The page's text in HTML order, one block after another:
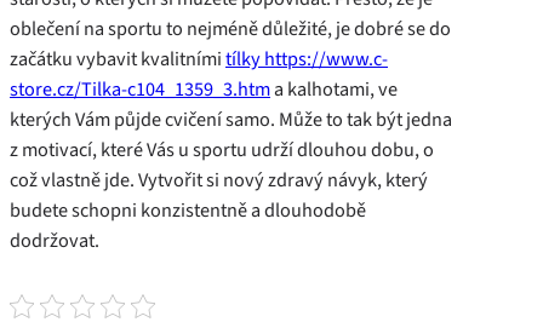
oblečení na sportu to nejméně důležité, je dobré se do
začátku vybavit kvalitnímitílky https://www.c-
store.cz/Tilka-c104_1359_3.htma kalhotami, ve
kterých Vám půjde cvičení samo. Může to tak být jedna
z motivací, které Vás u sportu udrží dlouhou dobu, o
což vlastně jde. Vytvořit si nový zdravý návyk, který
budete schopni konzistentně a dlouhodobě
dodržovat.